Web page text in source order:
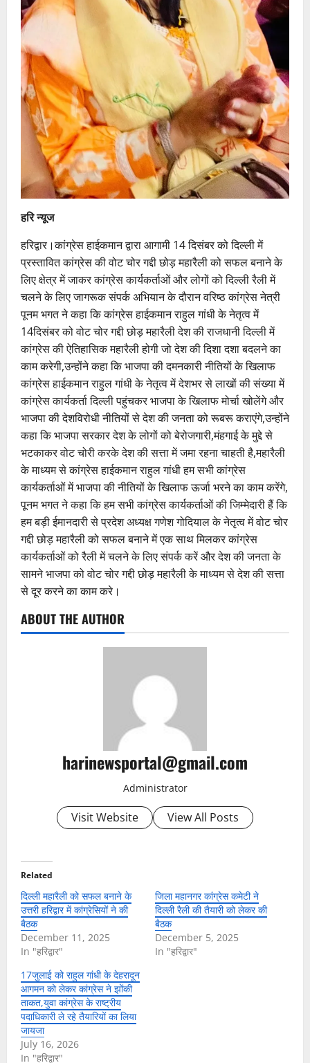
हरि न्यूज
हरिद्वार।कांग्रेस हाईकमान द्वारा आगामी 14 दिसंबर को दिल्ली में
प्रस्तावित कांग्रेस की वोट चोर गद्दी छोड़ महारैली को सफल बनाने के
लिए क्षेत्र में जाकर कांग्रेस कार्यकर्ताओं और लोगों को दिल्ली रैली में
चलने के लिए जागरूक संपर्क अभियान के दौरान वरिष्ठ कांग्रेस नेत्री
पूनम भगत ने कहा कि कांग्रेस हाईकमान राहुल गांधी के नेतृत्व में
14दिसंबर को वोट चोर गद्दी छोड़ महारैली देश की राजधानी दिल्ली में
कांग्रेस की ऐतिहासिक महारैली होगी जो देश की दिशा दशा बदलने का
काम करेगी,उन्होंने कहा कि भाजपा की दमनकारी नीतियों के खिलाफ
कांग्रेस हाईकमान राहुल गांधी के नेतृत्व में देशभर से लाखों की संख्या में
कांग्रेस कार्यकर्ता दिल्ली पहुंचकर भाजपा के खिलाफ मोर्चा खोलेंगे और
भाजपा की देशविरोधी नीतियों से देश की जनता को रूबरू कराएंगे,उन्होंने
कहा कि भाजपा सरकार देश के लोगों को बेरोजगारी,मंहगाई के मुद्दे से
भटकाकर वोट चोरी करके देश की सत्ता में जमा रहना चाहती है,महारैली
के माध्यम से कांग्रेस हाईकमान राहुल गांधी हम सभी कांग्रेस
कार्यकर्ताओं में भाजपा की नीतियों के खिलाफ ऊर्जा भरने का काम करेंगे,
पूनम भगत ने कहा कि हम सभी कांग्रेस कार्यकर्ताओं की जिम्मेदारी हैं कि
हम बड़ी ईमानदारी से प्रदेश अध्यक्ष गणेश गोदियाल के नेतृत्व में वोट चोर
गद्दी छोड़ महारैली को सफल बनाने में एक साथ मिलकर कांग्रेस
कार्यकर्ताओं को रैली में चलने के लिए संपर्क करें और देश की जनता के
सामने भाजपा को वोट चोर गद्दी छोड़ महारैली के माध्यम से देश की सत्ता
से दूर करने का काम करे।
ABOUT THE AUTHOR
harinewsportal@gmail.com
Administrator
Visit Website View All Posts
Related
दिल्ली महारैली को सफल बनाने के
उत्तरी हरिद्वार में कांग्रेसियों ने की
बैठक
December 11, 2025
In "हरिद्वार"
जिला महानगर कांग्रेस कमेटी ने
दिल्ली रैली की तैयारी को लेकर की
बैठक
December 5, 2025
In "हरिद्वार"
17जुलाई को राहुल गांधी के देहरादून
आगमन को लेकर कांग्रेस ने झोंकी
ताकत,युवा कांग्रेस के राष्ट्रीय
पदाधिकारी ले रहे तैयारियों का लिया
जायजा
July 16, 2026
In "हरिद्वार"